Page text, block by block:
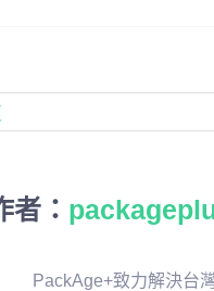
者：
PackAge+致力解決台